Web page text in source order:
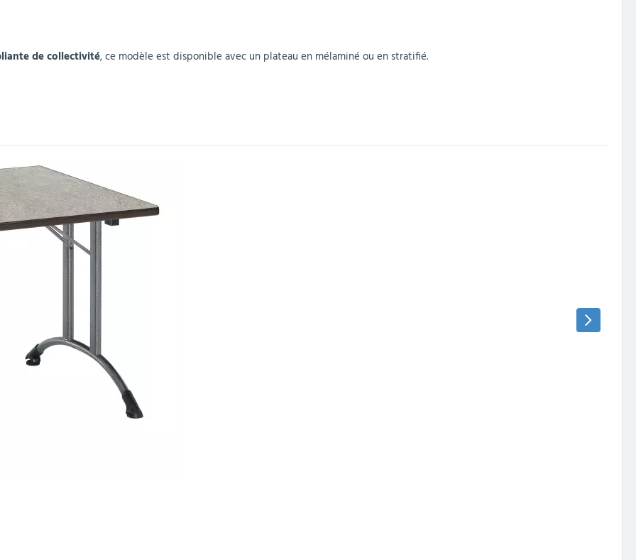
parking
maternelle
de collectivité, ce modèle est disponible avec un plateau en mélaminé ou en stratifié.